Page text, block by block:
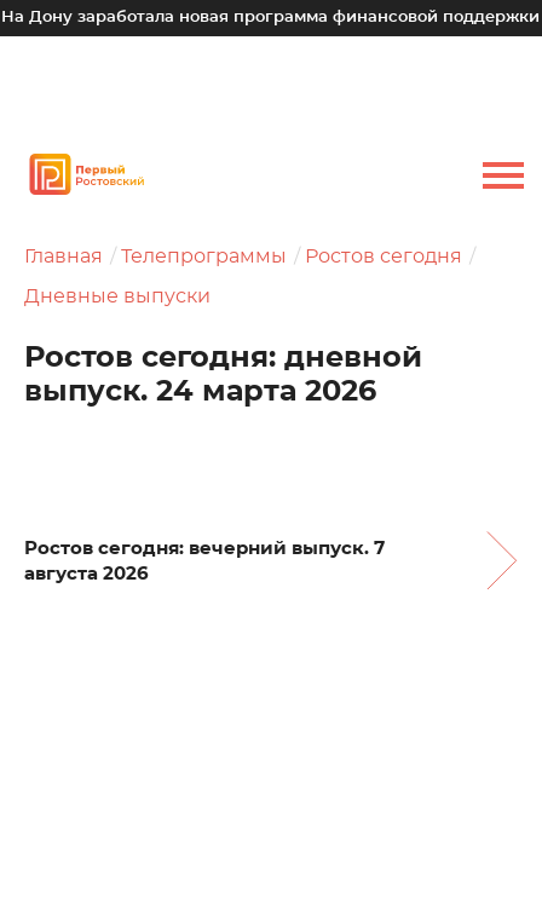
новая программа финансовой поддержки для
Главная Телепрограммы Ростов сегодня
Дневные выпуски
Ростов сегодня: дневной
выпуск. 24 марта 2026
Ростов сегодня: вечерний выпуск. 7
августа 2026